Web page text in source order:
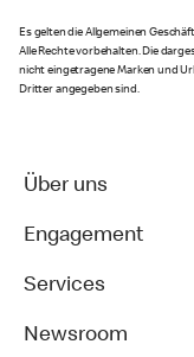
Es gelten die Allgemeinen
Alle Rechte vorbehalten. Die
nicht eingetragene Marken und
Dritter angegeben sind.
Über uns
Engagement
Services
Newsroom